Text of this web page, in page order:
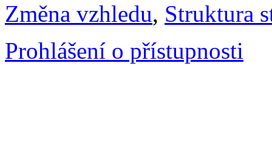
Změna vzhledu, Struktura
Prohlášení o přístupnosti